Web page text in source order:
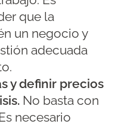
que la
un negocio y
adecuada
y definir precios
No basta con
necesario